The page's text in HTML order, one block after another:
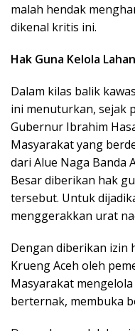
malah hendak
dikenal kritis ini.
Hak Guna Kelola Lahan
Dalam kilas balik
ini menuturkan, sejak
Gubernur Ibrahim
Masyarakat yang
dari Alue Naga Banda
Besar diberikan hak
tersebut. Untuk
menggerakkan urat
Dengan diberikan izin
Krueng Aceh oleh
Masyarakat
berternak, membuka